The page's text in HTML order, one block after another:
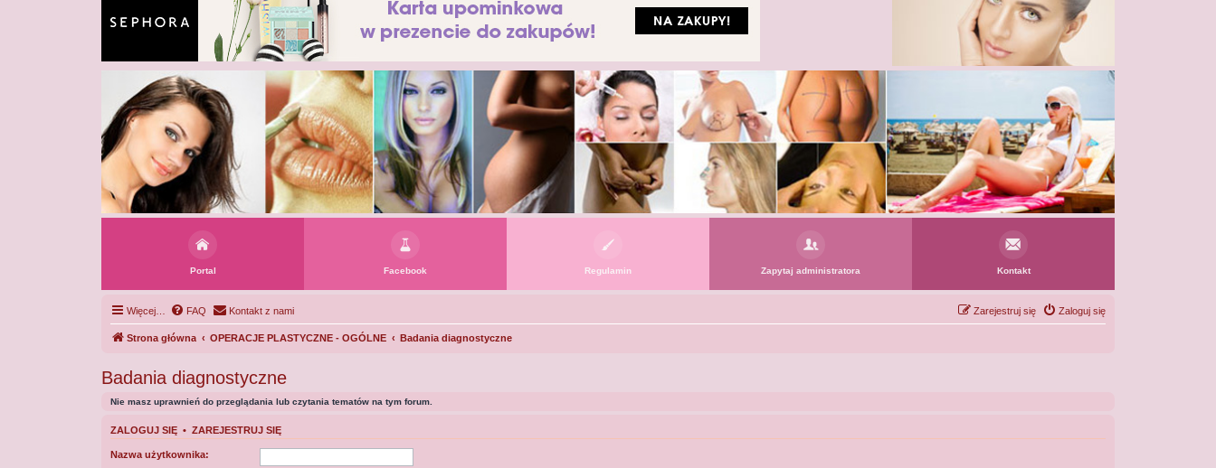
Portal Facebook Regulamin Zapytaj administratora Kontakt
Więcej… FAQ Kontakt z nami Zaloguj się
Zarejestruj się
Strona główna OPERACJE PLASTYCZNE - OGÓLNE Badania diagnostyczne
Badania diagnostyczne
Nie masz uprawnień do przeglądania lub czytania tematów na tym forum.
ZALOGUJ SIĘ • ZAREJESTRUJ SIĘ
Nazwa użytkownika: